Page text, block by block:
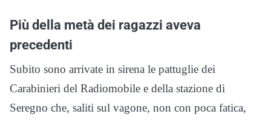
Più della metà dei ragazzi aveva
precedenti
Subito sono arrivate in sirena le pattuglie dei
Carabinieri del Radiomobile e della stazione di
Seregno che, saliti sul vagone, non con poca fatica,